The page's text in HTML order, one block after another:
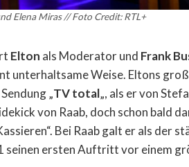
Elena Miras // Foto Credit: RTL+
Elton als Moderator und Frank
unterhaltsame Weise. Eltons
„TV total„, als er von
von Raab, doch schon bald
Bei Raab galt er als der
seinen ersten Auftritt vor einem